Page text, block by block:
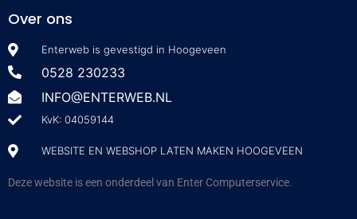
Over ons
Enterweb is gevestigd in Hoogeveen
0528 230233
INFO@ENTERWEB.NL
KvK: 04059144
WEBSITE EN WEBSHOP LATEN MAKEN HOOGEVEEN
Deze website is een onderdeel van Enter Computerservice.